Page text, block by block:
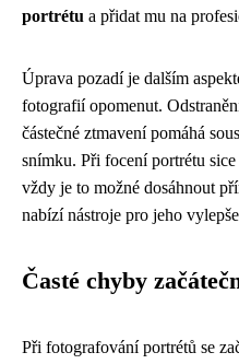
portrétu a přidat mu na
Úprava pozadí je dalším
fotografií opomenut.
částečné ztmavení pomáhá
snímku. Při focení portrétu
vždy je to možné dosáhnout
nabízí nástroje pro jeho
Časté chyby
Při fotografování portrétů se